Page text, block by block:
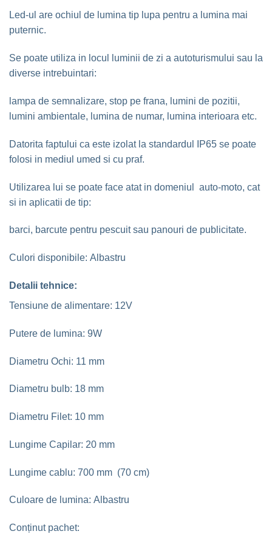
Led-ul are ochiul de lumina tip lupa pentru a lumina mai
puternic.
Se poate utiliza in locul luminii de zi a autoturismului sau la
diverse intrebuintari:
lampa de semnalizare, stop pe frana, lumini de pozitii,
lumini ambientale, lumina de numar, lumina interioara etc.
Datorita faptului ca este izolat la standardul IP65 se poate
folosi in mediul umed si cu praf.
Utilizarea lui se poate face atat in domeniul auto-moto, cat
si in aplicatii de tip:
barci, barcute pentru pescuit sau panouri de publicitate.
Culori disponibile: Albastru
Detalii tehnice:
Tensiune de alimentare: 12V
Putere de lumina: 9W
Diametru Ochi: 11 mm
Diametru bulb: 18 mm
Diametru Filet: 10 mm
Lungime Capilar: 20 mm
Lungime cablu: 700 mm (70 cm)
Culoare de lumina: Albastru
Conținut pachet: